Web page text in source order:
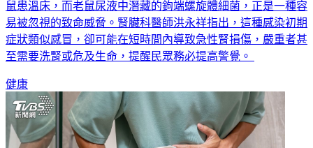
鼠患溫床，而老鼠尿液中潛藏的鉤端螺旋體細菌，正是一種容
易被忽視的致命威脅。腎臟科醫師洪永祥指出，這種感染初期
症狀類似感冒，卻可能在短時間內導致急性腎損傷，嚴重者甚
至需要洗腎或危及生命，提醒民眾務必提高警覺。
健康